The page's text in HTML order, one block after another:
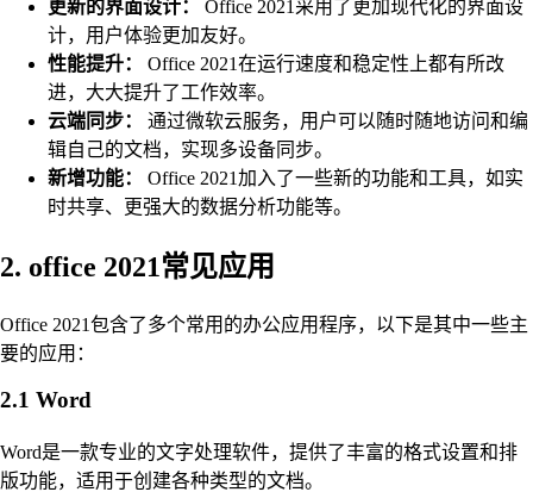
更新的界面设计：
Office 2021采用了更加现代化的界面设
计，用户体验更加友好。
性能提升：
Office 2021在运行速度和稳定性上都有所改
进，大大提升了工作效率。
云端同步：
通过微软云服务，用户可以随时随地访问和编
辑自己的文档，实现多设备同步。
新增功能：
Office 2021加入了一些新的功能和工具，如实
时共享、更强大的数据分析功能等。
2. office 2021常见应用
Office 2021包含了多个常用的办公应用程序，以下是其中一些主
要的应用：
2.1 Word
Word是一款专业的文字处理软件，提供了丰富的格式设置和排
版功能，适用于创建各种类型的文档。